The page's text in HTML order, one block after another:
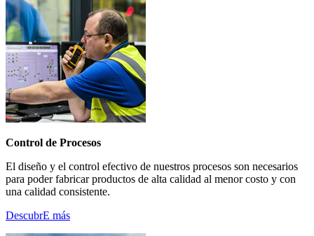
Control de Procesos
El diseño y el control efectivo de nuestros procesos son necesarios
para poder fabricar productos de alta calidad al menor costo y con
una calidad consistente.
DescubrE más